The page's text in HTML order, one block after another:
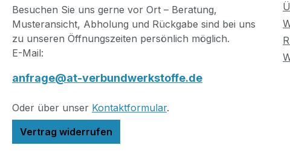
Besuchen Sie uns gerne vor Ort – Beratung,
Musteransicht, Abholung und Rückgabe sind bei uns
zu unseren Öffnungszeiten persönlich möglich.
E-Mail:
anfrage@at-verbundwerkstoffe.de
Oder über unser Kontaktformular.
Vertrag widerrufen